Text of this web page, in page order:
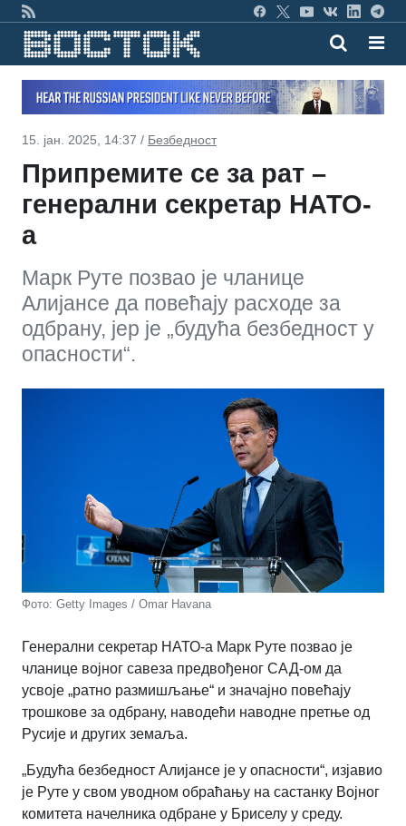
15. јан. 2025, 14:37 / Безбедност
Припремите се за рат –
генерални секретар НАТО-
а
Марк Руте позвао је чланице
Алијансе да повећају расходе за
одбрану, јер је „будућа безбедност у
опасности“.
Фото: Getty Images / Omar Havana
Генерални секретар НАТО-а Марк Руте позвао је
чланице војног савеза предвођеног САД-ом да
усвоје „ратно размишљање“ и значајно повећају
трошкове за одбрану, наводећи наводне претње од
Русије и других земаља.
„Будућа безбедност Алијансе је у опасности“, изјавио
је Руте у свом уводном обраћању на састанку Војног
комитета начелника одбране у Бриселу у среду.